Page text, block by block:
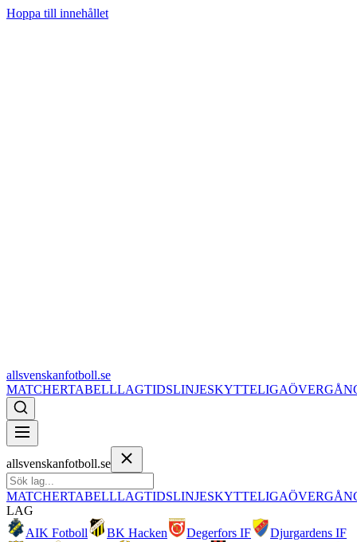
Hoppa till innehållet
allsvenskanfotboll.se
MATCHERTABELLLAGTIDSLINJESKYTTELIGA
allsvenskanfotboll.se
MATCHERTABELLLAGTIDSLINJESKYTTELIGA
LAG
AIK Fotboll
BK Hacken Degerfors IF
Djurgardens IF